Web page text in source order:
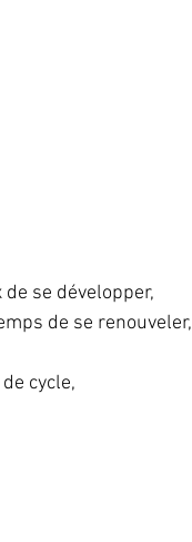
se développer,
de se renouveler,
cycle,